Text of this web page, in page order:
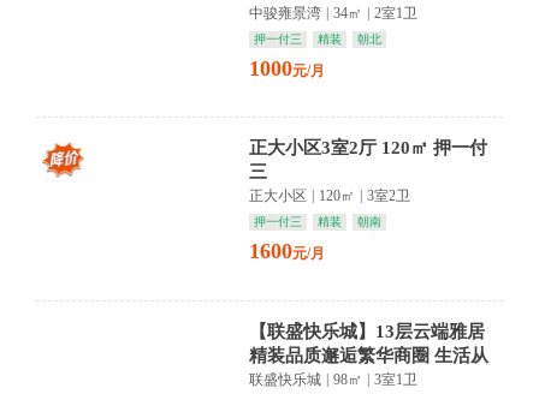
中骏雍景湾 34㎡ 2室1卫
押一付三 精装 朝北
1000元/月
正大小区3室2厅 120㎡ 押一付
三
正大小区 120㎡ 3室2卫
押一付三 精装 朝南
1600元/月
【联盛快乐城】13层云端雅居
精装品质邂逅繁华商圈 生活从
此从容优雅
联盛快乐城 | 98㎡ | 3室1卫